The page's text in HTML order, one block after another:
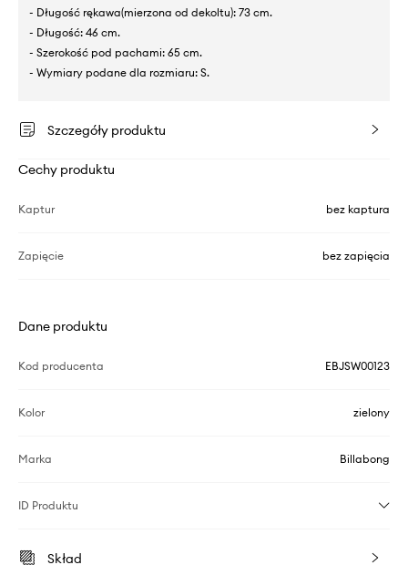
- Długość rękawa(mierzona od dekoltu): 73 cm.
- Długość: 46 cm.
- Szerokość pod pachami: 65 cm.
- Wymiary podane dla rozmiaru: S.
Szczegóły produktu
Cechy produktu
Kaptur bez kaptura
Zapięcie bez zapięcia
Dane produktu
Kod producenta EBJSW00123
Kolor zielony
Marka Billabong
ID Produktu
Skład